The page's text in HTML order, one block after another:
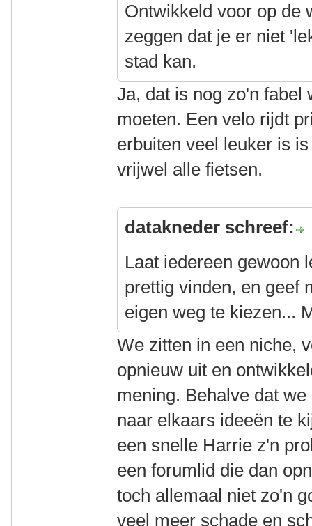
Ontwikkeld voor op de
zeggen dat je er niet
stad kan.
Ja, dat is nog zo'n fabel
moeten. Een velo rijdt
erbuiten veel leuker is
vrijwel alle fietsen.
datakneder schreef:
Laat iedereen gewoon
prettig vinden, en geef
eigen weg te kiezen...
We zitten in een niche,
opnieuw uit en
mening. Behalve dat
naar elkaars ideeën te
een snelle Harrie z'n
een forumlid die dan
toch allemaal niet zo'n
veel meer schade en